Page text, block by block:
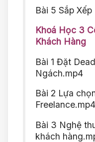
Bài 5 Sắp
Khoá Học 3
Khách Hàng
Bài 1 Đặt
Ngách.mp4
Bài 2 Lựa
Freelance.mp4
Bài 3 Nghệ
khách